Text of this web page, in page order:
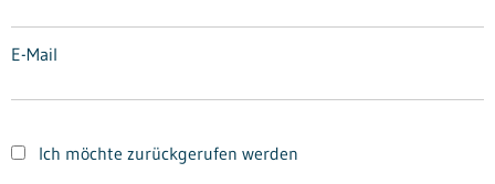
E-Mail
Ich möchte zurückgerufen werden